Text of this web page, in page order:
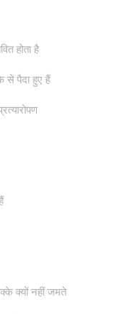
होता है
से पैदा हुए हैं
क्यों नहीं जमते